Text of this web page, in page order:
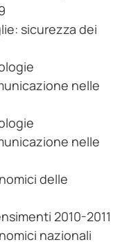
sicurezza dei
nelle
nelle
delle
2010-2011
nazionali